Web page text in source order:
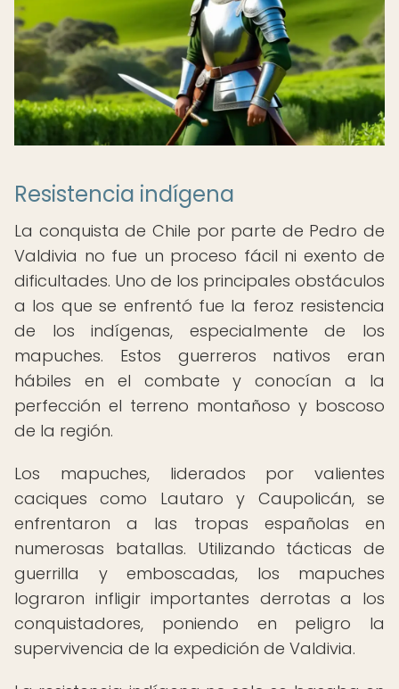
Resistencia indígena
La conquista de Chile por parte de Pedro de
Valdivia no fue un proceso fácil ni exento de
dificultades. Uno de los principales obstáculos
a los que se enfrentó fue la feroz resistencia
de los indígenas, especialmente de los
mapuches. Estos guerreros nativos eran
hábiles en el combate y conocían a la
perfección el terreno montañoso y boscoso
de la región.
Los mapuches, liderados por valientes
caciques como Lautaro y Caupolicán, se
enfrentaron a las tropas españolas en
numerosas batallas. Utilizando tácticas de
guerrilla y emboscadas, los mapuches
lograron infligir importantes derrotas a los
conquistadores, poniendo en peligro la
supervivencia de la expedición de Valdivia.